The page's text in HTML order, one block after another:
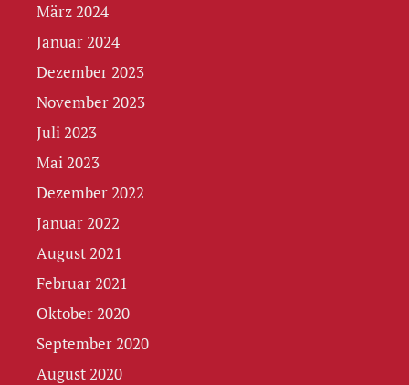
März 2024
Januar 2024
Dezember 2023
November 2023
Juli 2023
Mai 2023
Dezember 2022
Januar 2022
August 2021
Februar 2021
Oktober 2020
September 2020
August 2020